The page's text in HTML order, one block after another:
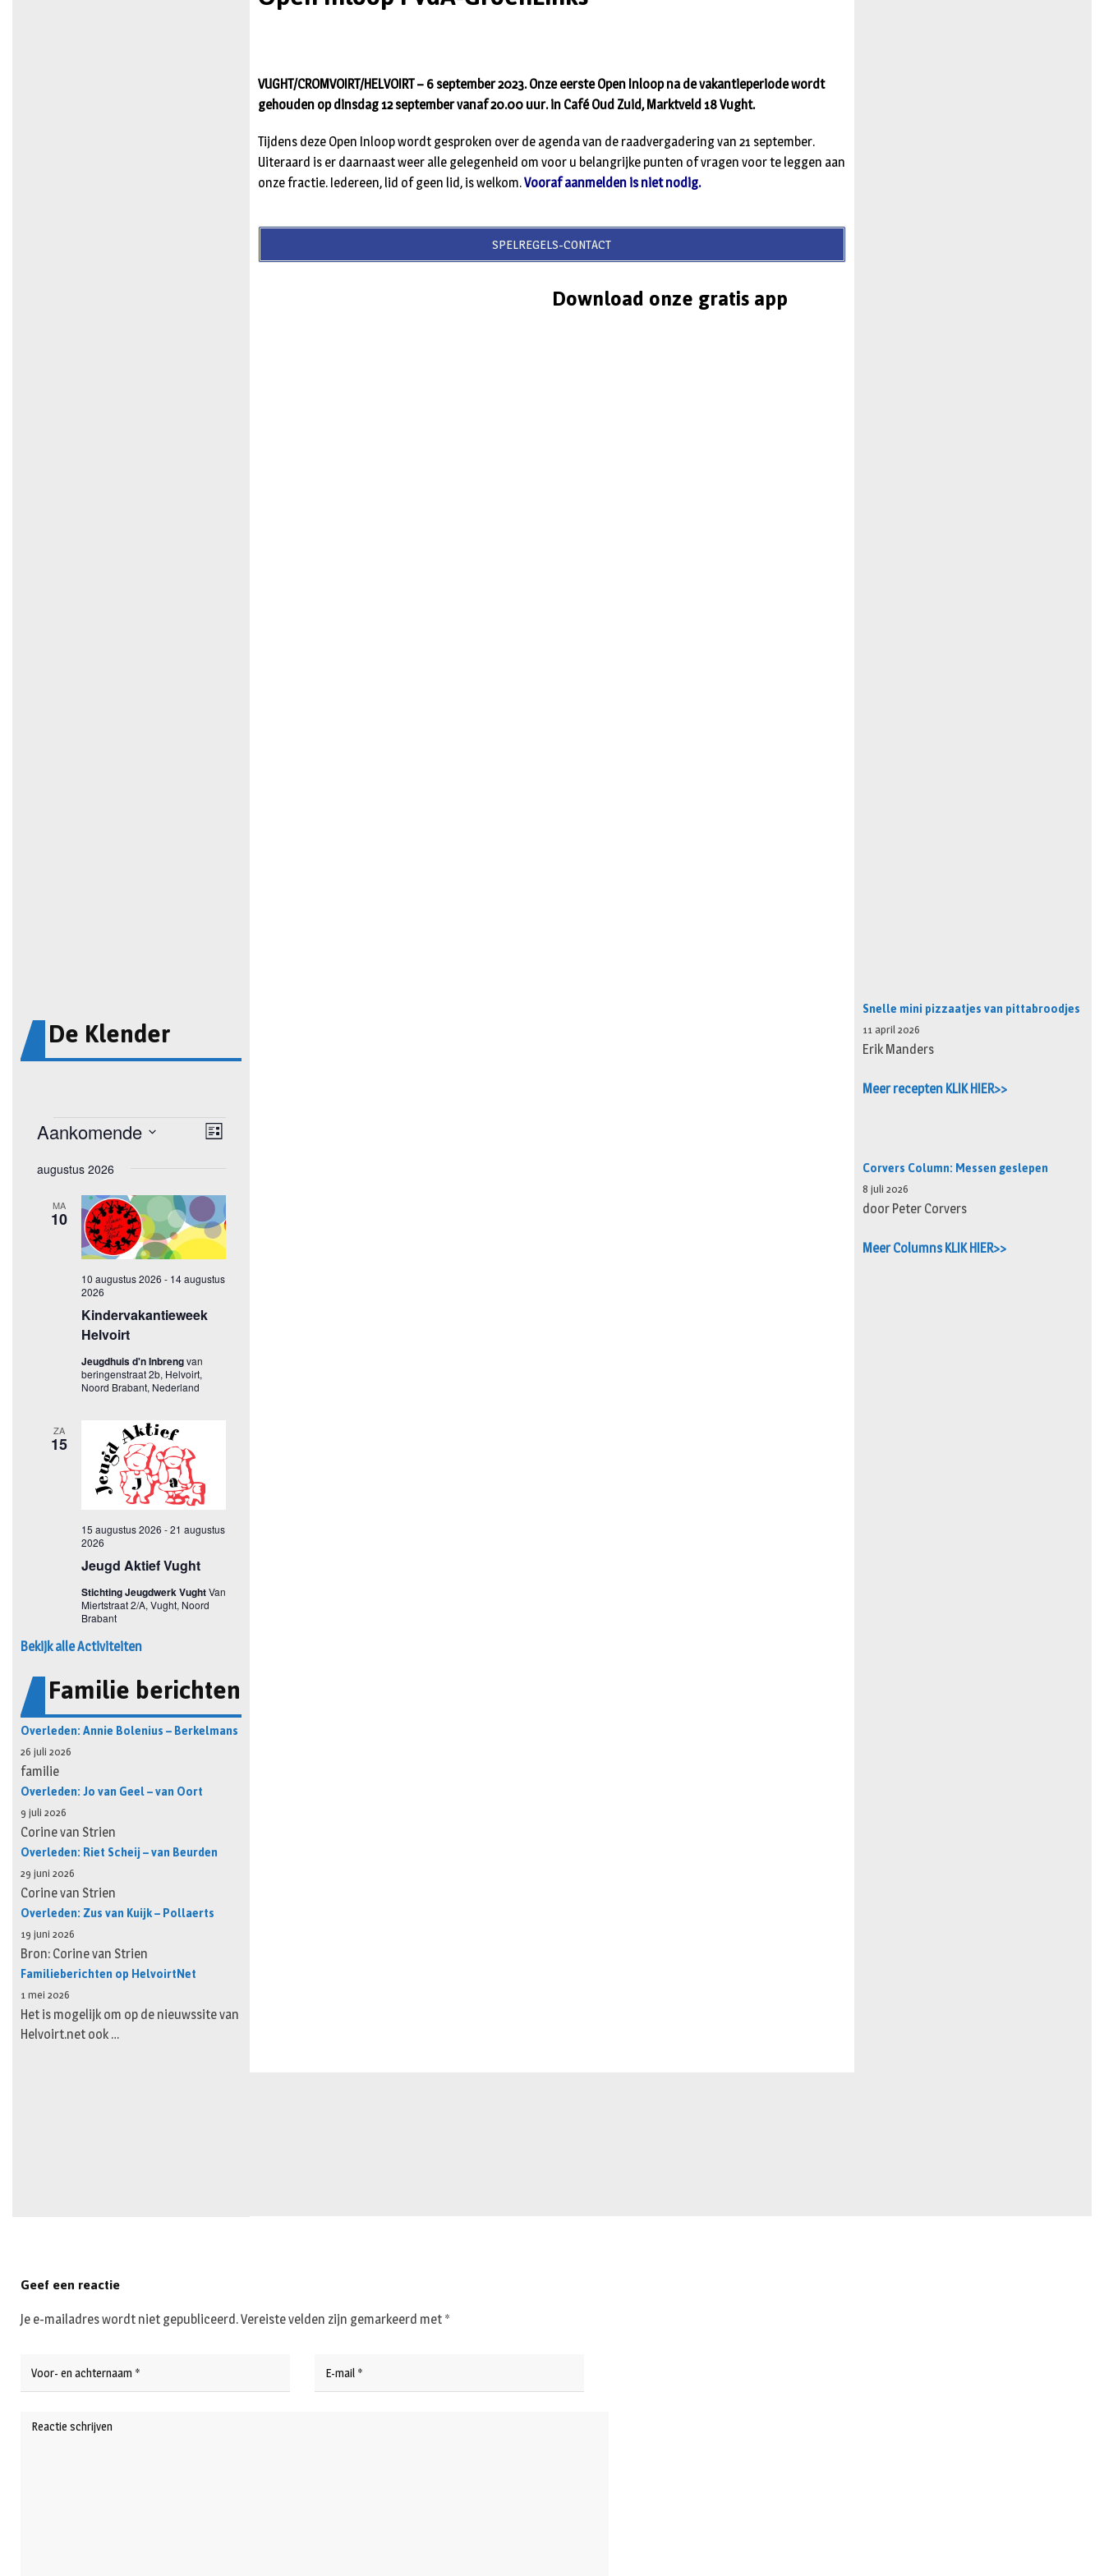
De Klender
Bekijk alle Activiteiten
Familie berichten
Overleden: Annie Bolenius – Berkelmans
26 juli 2026
familie
Overleden: Jo van Geel – van Oort
9 juli 2026
Corine van Strien
Overleden: Riet Scheij – van Beurden
29 juni 2026
Corine van Strien
Overleden: Zus van Kuijk – Pollaerts
19 juni 2026
Bron: Corine van Strien
Familieberichten op HelvoirtNet
1 mei 2026
Het is mogelijk om op de nieuwssite van
Helvoirt.net ook …
VUGHT/CROMVOIRT/HELVOIRT – 6 september 2023. Onze eerste Open Inloop na de vakantieperiode wordt
gehouden op dinsdag 12 september vanaf 20.00 uur. in Café Oud Zuid, Marktveld 18 Vught.
Tijdens deze Open Inloop wordt gesproken over de agenda van de raadvergadering van 21 september.
Uiteraard is er daarnaast weer alle gelegenheid om voor u belangrijke punten of vragen voor te leggen aan
onze fractie. Iedereen, lid of geen lid, is welkom.Vooraf aanmelden is niet nodig.
SPELREGELS-CONTACT
Download onze gratis app
Snelle mini pizzaatjes van pittabroodjes
11 april 2026
Erik Manders
Meer recepten KLIK HIER>>
Corvers Column: Messen geslepen
8 juli 2026
door Peter Corvers
Meer Columns KLIK HIER>>
Geef een reactie
Je e-mailadres wordt niet gepubliceerd.Vereiste velden zijn gemarkeerd met *